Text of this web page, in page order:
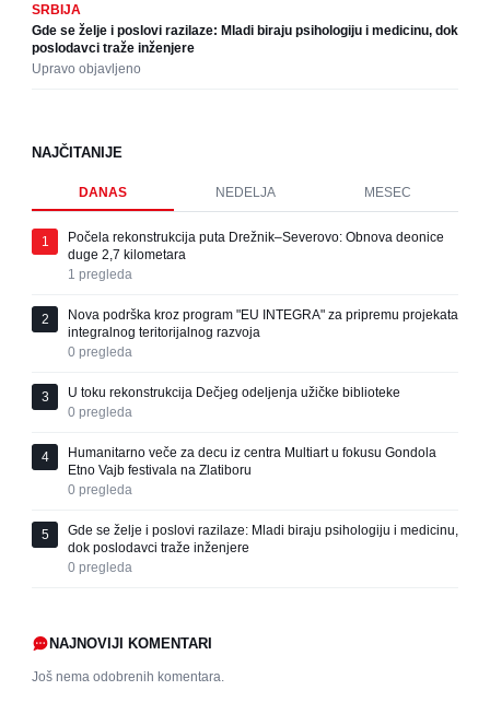
SRBIJA
Gde se želje i poslovi razilaze: Mladi biraju psihologiju i medicinu, dok
poslodavci traže inženjere
Upravo objavljeno
NAJČITANIJE
DANAS NEDELJA MESEC
1
Počela rekonstrukcija puta Drežnik–Severovo: Obnova deonice
duge 2,7 kilometara
1 pregleda
2
Nova podrška kroz program "EU INTEGRA" za pripremu projekata
integralnog teritorijalnog razvoja
0 pregleda
3
U toku rekonstrukcija Dečjeg odeljenja užičke biblioteke
0 pregleda
4
Humanitarno veče za decu iz centra Multiart u fokusu Gondola
Etno Vajb festivala na Zlatiboru
0 pregleda
5
Gde se želje i poslovi razilaze: Mladi biraju psihologiju i medicinu,
dok poslodavci traže inženjere
0 pregleda
NAJNOVIJI KOMENTARI
Još nema odobrenih komentara.